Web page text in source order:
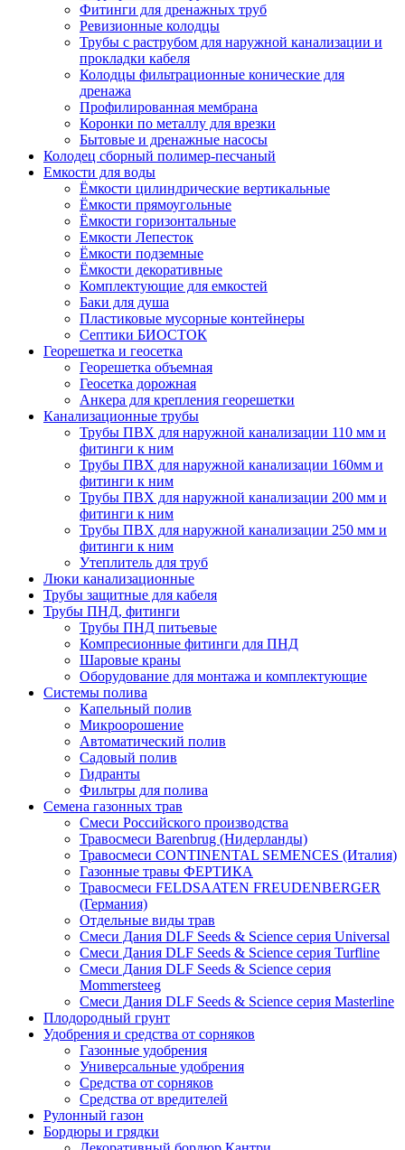
Фитинги для дренажных труб
Ревизионные колодцы
Трубы с раструбом для наружной канализации и
прокладки кабеля
Колодцы фильтрационные конические для
дренажа
Профилированная мембрана
Коронки по металлу для врезки
Бытовые и дренажные насосы
Колодец сборный полимер-песчаный
Емкости для воды
Ёмкости цилиндрические вертикальные
Ёмкости прямоугольные
Ёмкости горизонтальные
Емкости Лепесток
Ёмкости подземные
Ёмкости декоративные
Комплектующие для емкостей
Баки для душа
Пластиковые мусорные контейнеры
Септики БИОСТОК
Георешетка и геосетка
Георешетка объемная
Геосетка дорожная
Анкера для крепления георешетки
Канализационные трубы
Трубы ПВХ для наружной канализации 110 мм и
фитинги к ним
Трубы ПВХ для наружной канализации 160мм и
фитинги к ним
Трубы ПВХ для наружной канализации 200 мм и
фитинги к ним
Трубы ПВХ для наружной канализации 250 мм и
фитинги к ним
Утеплитель для труб
Люки канализационные
Трубы защитные для кабеля
Трубы ПНД, фитинги
Трубы ПНД питьевые
Компресионные фитинги для ПНД
Шаровые краны
Оборудование для монтажа и комплектующие
Системы полива
Капельный полив
Микроорошение
Автоматический полив
Садовый полив
Гидранты
Фильтры для полива
Семена газонных трав
Смеси Российского производства
Травосмеси Barenbrug (Нидерланды)
Травосмеси CONTINENTAL SEMENCES (Италия)
Газонные травы ФЕРТИКА
Травосмеси FELDSAATEN FREUDENBERGER
(Германия)
Отдельные виды трав
Смеси Дания DLF Seeds & Sciеnce серия Universal
Смеси Дания DLF Seeds & Sciеnce серия Turfline
Смеси Дания DLF Seeds & Sciеnce серия
Mommersteeg
Смеси Дания DLF Seeds & Sciеnce серия Masterline
Плодородный грунт
Удобрения и средства от сорняков
Газонные удобрения
Универсальные удобрения
Средства от сорняков
Средства от вредителей
Рулонный газон
Бордюры и грядки